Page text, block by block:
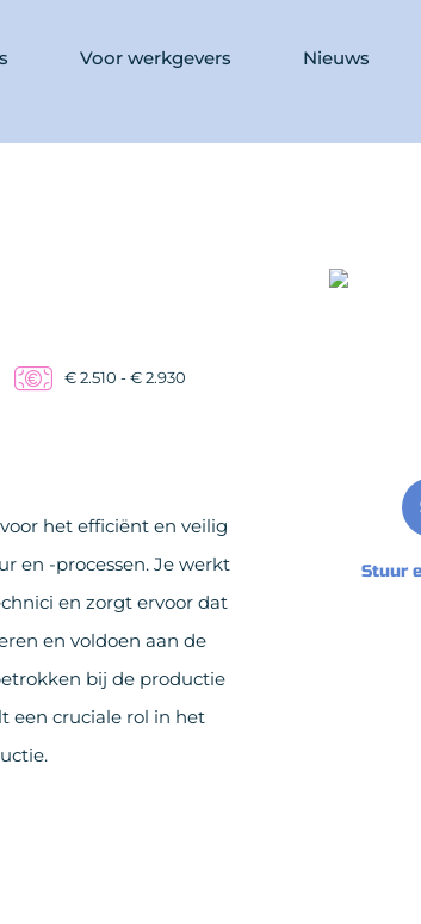
Voor werkgevers Nieuws
€ 2.510 - € 2.930
het efficiënt en veilig
en -processen. Je werkt
en zorgt ervoor dat
en voldoen aan de
bij de productie
een cruciale rol in het
Stuur